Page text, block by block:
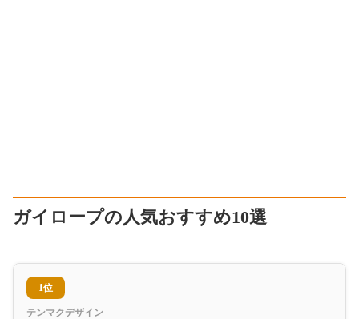
ガイロープの人気おすすめ10選
1位
テンマクデザイン